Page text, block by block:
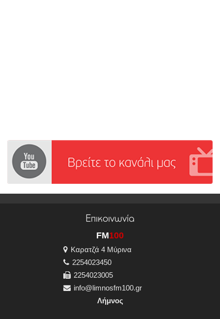
Επικοινωνία
FM100
Καρατζά 4 Μύρινα
2254023450
2254023005
info@limnosfm100.gr
Λήμνος